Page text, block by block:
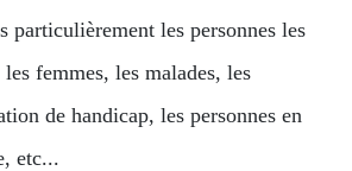
particulièrement les personnes les
femmes, les malades, les
de handicap, les personnes en
etc...